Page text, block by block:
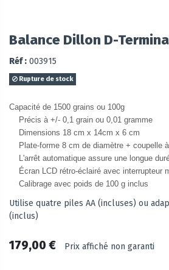
Balance Dillon D-
Réf : 003915
Rupture de stock
Capacité de 1500 grains ou 100g
Précis à +/- 0,1 grain ou 0,01 gramme
Dimensions 18 cm x 14cm x 6 cm
Plate-forme 8 cm de diamètre + coupelle
L'arrêt automatique assure une longue
Écran LCD rétro-éclairé avec interrupteur
Calibrage avec poids de 100 g inclus
Utilise quatre piles AA (incluses) ou
(inclus)
179,00 € Prix affiché non garanti